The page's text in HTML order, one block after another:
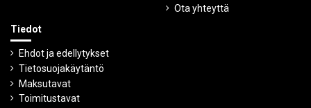
Ota yhteyttä
Tiedot
Ehdot ja edellytykset
Tietosuojakäytäntö
Maksutavat
Toimitustavat